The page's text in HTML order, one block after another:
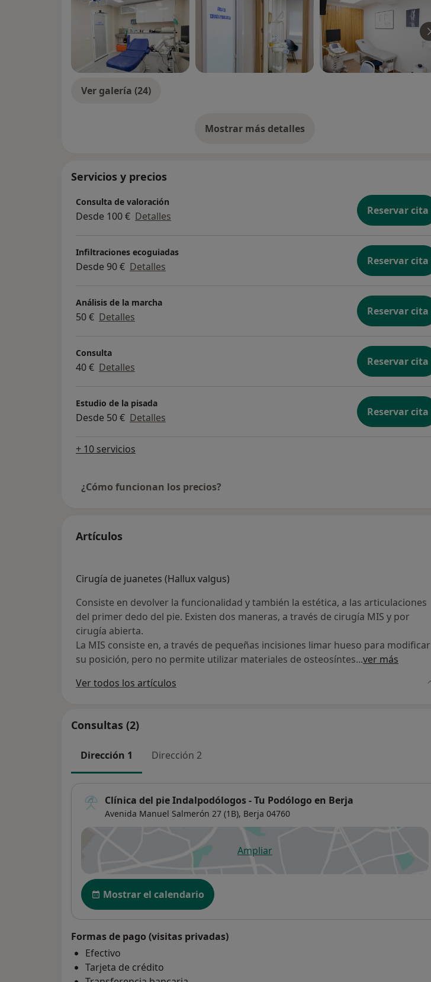
Ver galería (24)
Mostrar más detalles
sobre la experiencia
Servicios y precios
Consulta de valoración
Desde 100 € Detalles Reservar cita
Infiltraciones ecoguiadas
Desde 90 € Detalles Reservar cita
Análisis de la marcha
50 € Detalles Reservar cita
Consulta
40 € Detalles Reservar cita
Estudio de la pisada
Desde 50 € Detalles Reservar cita
+ 10 servicios
¿Cómo funcionan los precios?
Artículos
Cirugía de juanetes (Hallux valgus)
Consiste en devolver la funcionalidad y también la estética, a las articulaciones
del primer dedo del pie. Existen dos maneras, a través de cirugía MIS y por
cirugía abierta.
La MIS consiste en, a través de pequeñas incisiones limar hueso para modificar
su posición, pero no permite utilizar materiales de osteosíntes...ver más
Ver todos los artículos
Consultas (2)
Dirección 1 Dirección 2
Clínica del pie Indalpodólogos - Tu Podólogo en Berja
Avenida Manuel Salmerón 27 (1B), Berja 04760
Ampliarse abre en una nueva pestaña
Disponibilidad
Mostrar el calendario
Formas de pago (visitas privadas)
Efectivo
Tarjeta de crédito